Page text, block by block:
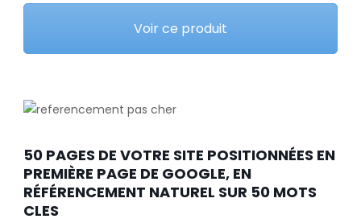
Voir ce produit
50 PAGES DE VOTRE SITE POSITIONNÉES EN
PREMIÈRE PAGE DE GOOGLE, EN
RÉFÉRENCEMENT NATUREL SUR 50 MOTS
CLES